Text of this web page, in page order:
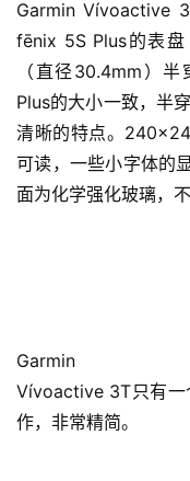
Garmin Vívoactive
fēnix 5S Plus的表
（直径30.4mm）
Plus的大小一致，半
清晰的特点。
可读，一些小字体的
面为化学强化玻璃，
Garmin
Vívoactive 3T只有一
作，非常精简。